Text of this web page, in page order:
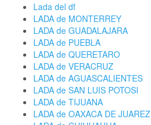
Lada del df
LADA de MONTERREY
LADA de GUADALAJARA
LADA de PUEBLA
LADA de QUERETARO
LADA de VERACRUZ
LADA de AGUASCALIENTES
LADA de SAN LUIS POTOSI
LADA de TIJUANA
LADA de OAXACA DE JUAREZ